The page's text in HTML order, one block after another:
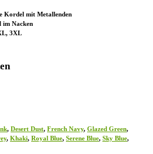
Kordel mit Metallenden
im Nacken
3XL
, Desert Dust, French Navy, Glazed Green,
, Khaki, Royal Blue, Serene Blue, Sky Blue,